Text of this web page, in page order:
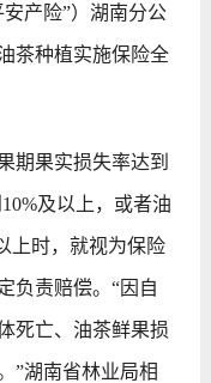
产险”）湖南分公
茶种植实施保险全
果实损失率达到
及以上，或者油
上时，就视为保险
负责赔偿。“因自
死亡、油茶鲜果损
”湖南省林业局相